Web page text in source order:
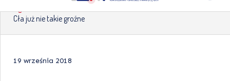
Cła już nie takie groźne
19 września 2018